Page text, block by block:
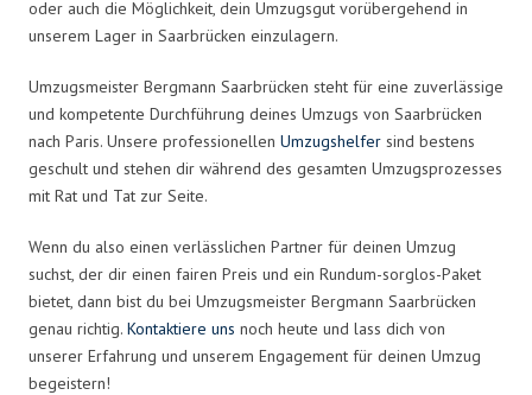
oder auch die Möglichkeit, dein Umzugsgut vorübergehend in
unserem Lager in Saarbrücken einzulagern.
Umzugsmeister Bergmann Saarbrücken steht für eine zuverlässige
und kompetente Durchführung deines Umzugs von Saarbrücken
nach Paris. Unsere professionellen Umzugshelfer sind bestens
geschult und stehen dir während des gesamten Umzugsprozesses
mit Rat und Tat zur Seite.
Wenn du also einen verlässlichen Partner für deinen Umzug
suchst, der dir einen fairen Preis und ein Rundum-sorglos-Paket
bietet, dann bist du bei Umzugsmeister Bergmann Saarbrücken
genau richtig. Kontaktiere uns noch heute und lass dich von
unserer Erfahrung und unserem Engagement für deinen Umzug
begeistern!